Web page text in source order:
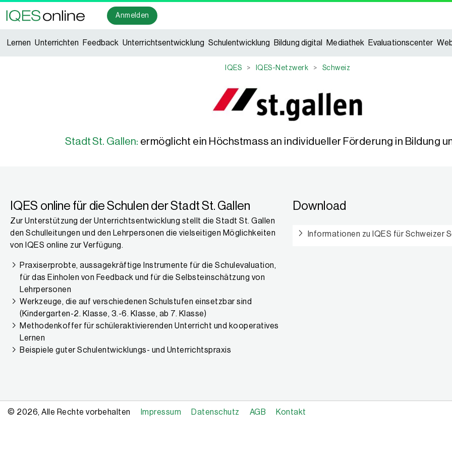
Anmelden
Lernen Unterrichten Feedback Unterrichtsentwicklung Schulentwicklung Bildung digital Mediathek Evaluationscenter
IQES > IQES-Netzwerk > Schweiz
Stadt St. Gallen: ermöglicht ein Höchstmass an individueller Förderung in Bildung
IQES online für die Schulen der Stadt St. Gallen
Zur Unterstützung der Unterrichtsentwicklung stellt die Stadt St. Gallen
den Schulleitungen und den Lehrpersonen die vielseitigen Möglichkeiten
von IQES online zur Verfügung.
Praxiserprobte, aussagekräftige Instrumente für die Schulevaluation,
für das Einholen von Feedback und für die Selbsteinschätzung von
Lehrpersonen
Werkzeuge, die auf verschiedenen Schulstufen einsetzbar sind
(Kindergarten-2. Klasse, 3.-6. Klasse, ab 7. Klasse)
Methodenkoffer für schüleraktivierenden Unterricht und kooperatives
Lernen
Beispiele guter Schulentwicklungs- und Unterrichtspraxis
Download
Informationen zu IQES für Schweizer
Copyright
© 2026, Alle Rechte vorbehalten Impressum Datenschutz AGB Kontakt